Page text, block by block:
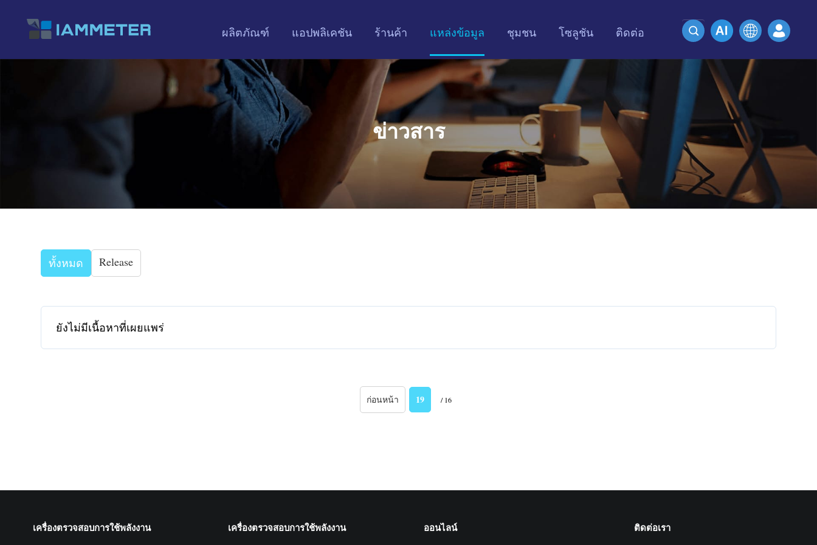
ผลิตภัณฑ์ แอปพลิเคชัน ร้านค้า แหล่งข้อมูล ชุมชน โซลูชัน ติดต่อ
ข่าวสาร
ทั้งหมด Release
ยังไม่มีเนื้อหาที่เผยแพร่
ก่อนหน้า 19 / 16
เครื่องตรวจสอบการใช้พลังงาน เครื่องตรวจสอบการใช้พลังงาน ออนไลน์ ติดต่อเรา